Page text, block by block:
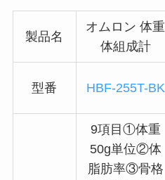
製品名
オムロン 体重
体組成計
型番 HBF-255T-BK
9項目①体重
50g単位②体
脂肪率③骨格